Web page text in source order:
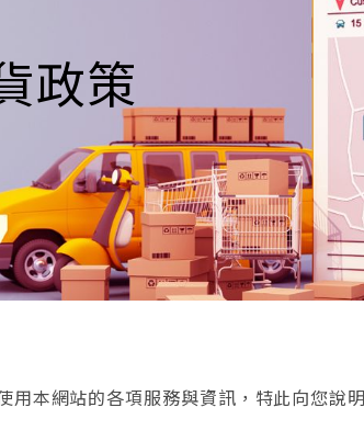
政策
本網站的各項服務與資訊，特此向您說